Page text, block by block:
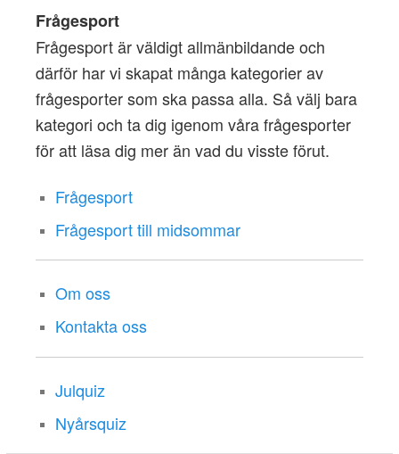
Frågesport
Frågesport är väldigt allmänbildande och
därför har vi skapat många kategorier av
frågesporter som ska passa alla. Så välj bara
kategori och ta dig igenom våra frågesporter
för att läsa dig mer än vad du visste förut.
Frågesport
Frågesport till midsommar
Om oss
Kontakta oss
Julquiz
Nyårsquiz